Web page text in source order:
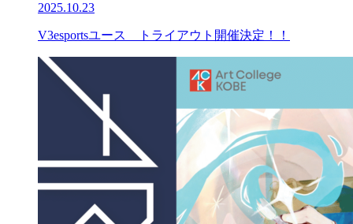
2025.10.23
V3esportsユース トライアウト開催決定！！